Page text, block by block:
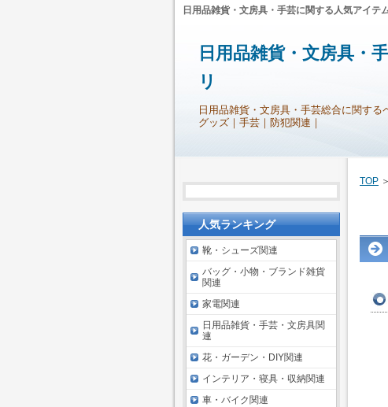
日用品雑貨・文房具・手芸に関する人気アイテ
日用品雑貨・文房具・
リ
日用品雑貨・文房具・手芸総合に関す
グッズ｜手芸｜防犯関連｜
TOP
人気ランキング
靴・シューズ関連
バッグ・小物・ブランド雑貨
関連
家電関連
日用品雑貨・手芸・文房具関
連
花・ガーデン・DIY関連
インテリア・寝具・収納関連
車・バイク関連